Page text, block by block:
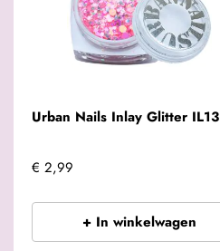
Urban Nails Inlay Glitter IL13
€ 2,99
+ In winkelwagen